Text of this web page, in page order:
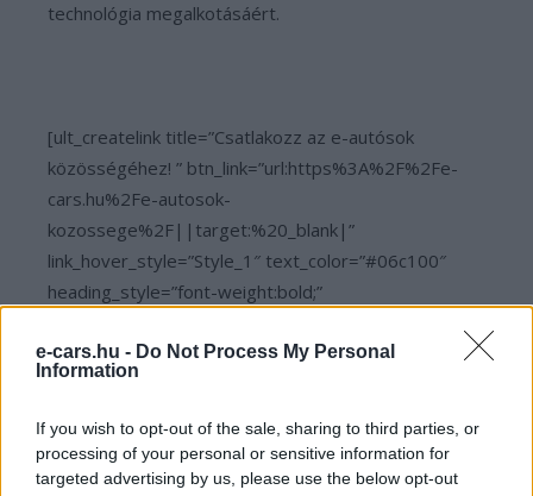
e-cars.hu - Do Not Process My Personal
Information
If you wish to opt-out of the sale, sharing to third parties, or
processing of your personal or sensitive information for
targeted advertising by us, please use the below opt-out
technológia megalkotásáért.
[ult_createlink title=”Csatlakozz az e-autósok
közösségéhez! ” btn_link=”url:https%3A%2F%2Fe-
cars.hu%2Fe-autosok-
kozossege%2F||target:%20_blank|”
link_hover_style=”Style_1″ text_color=”#06c100″
heading_style=”font-weight:bold;”
title=”Like-olj minket a Facebookon! is! ”
heading_style=”font-weight:bold;”
title_font_size=”desktop:18px;”]